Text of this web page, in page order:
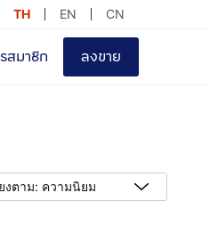
TH EN CN
สมาชิก ลงขาย
งตาม: ความนิยม